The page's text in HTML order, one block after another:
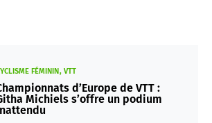
FÉMININ VTT
d’Europe de VTT :
Michiels s’offre un podium